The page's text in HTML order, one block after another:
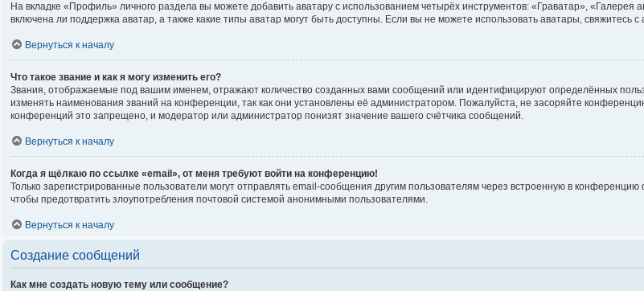
На вкладке «Профиль» личного раздела вы можете добавить аватару с использованием четырёх инструментов: «Граватар»,
включена ли поддержка аватар, а также какие типы аватар могут быть доступны. Если вы не можете использовать аватары,
Вернуться к началу
Что такое звание и как я могу изменить его?
Звания, отображаемые под вашим именем, отражают количество созданных вами сообщений или идентифицируют определённых
изменять наименования званий на конференции, так как они установлены её администратором. Пожалуйста, не засоряйте
конференций это запрещено, и модератор или администратор понизят значение вашего счётчика сообщений.
Вернуться к началу
Когда я щёлкаю по ссылке «email», от меня требуют войти на конференцию!
Только зарегистрированные пользователи могут отправлять email-сообщения другим пользователям через встроенную в
чтобы предотвратить злоупотребления почтовой системой анонимными пользователями.
Вернуться к началу
Создание сообщений
Как мне создать новую тему или сообщение?